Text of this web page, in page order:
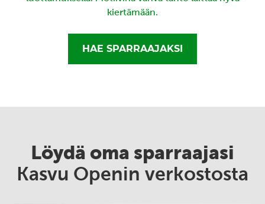
kiertämään.
HAE SPARRAAJAKSI
Löydä oma sparraajasi
Kasvu Openin verkostosta